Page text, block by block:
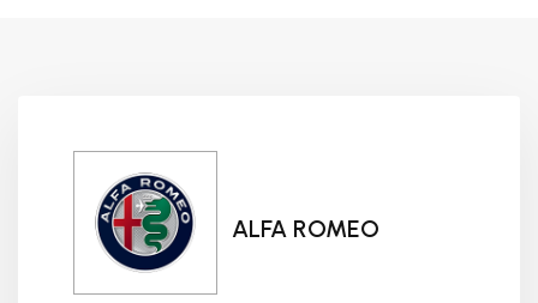
ALFA ROMEO